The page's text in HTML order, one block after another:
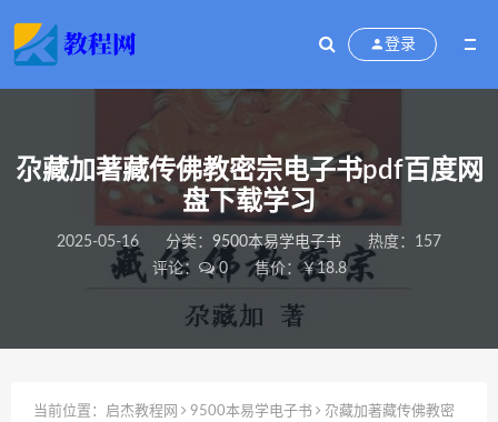
登录
尕藏加著藏传佛教密宗电子书pdf百度网
盘下载学习
2025-05-16 分类： 9500本易学电子书
热度：157
评论：
0 售价：￥18.8
当前位置： 启杰教程网 9500本易学电子书
尕藏加著藏传佛教密